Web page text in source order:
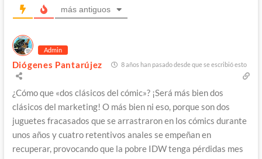
más antiguos
Admin
Diógenes Pantarújez 8 años han pasado desde que se escribió esto
¿Cómo que «dos clásicos del cómic»? ¡Será más bien dos
clásicos del marketing! O más bien ni eso, porque son dos
juguetes fracasados que se arrastraron en los cómics durante
unos años y cuatro retentivos anales se empeñan en
recuperar, provocando que la pobre IDW tenga pérdidas mes